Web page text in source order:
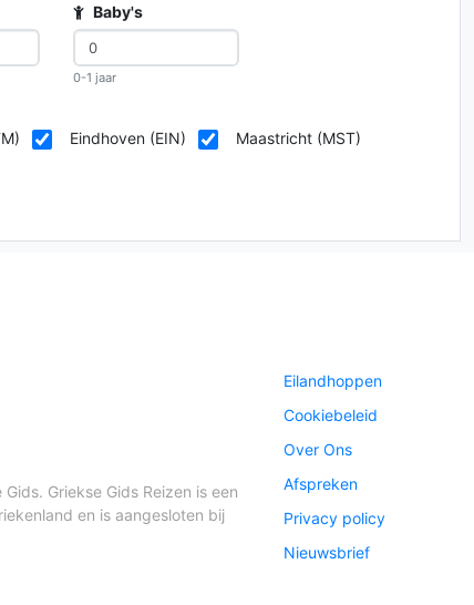
Baby's
0-1 jaar
Eindhoven (EIN)
Maastricht (MST)
Griekse Gids Reizen is een
en is aangesloten bij
Eilandhoppen
Cookiebeleid
Over Ons
Afspreken
Privacy policy
Nieuwsbrief